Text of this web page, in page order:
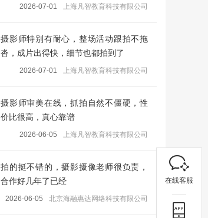
2026-07-01 上海凡智教育科技有限公司
摄影师特别有耐心，整场活动跟拍不拖
沓，成片出得快，细节也都拍到了
2026-07-01 上海凡智教育科技有限公司
摄影师审美在线，抓拍自然不僵硬，性
价比很高，真心靠谱
2026-06-05 上海凡智教育科技有限公司
拍的挺不错的，摄影摄像老师很负责，
合作好几年了已经
2026-06-05 北京海融惠达网络科技有限公司
在线客服